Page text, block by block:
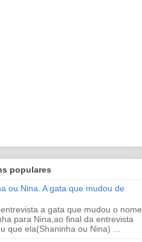
populares
ou Nina. A gata que mudou de
a gata que mudou o nome
para Nina,ao final da entrevista
que ela(Shaninha ou Nina) ...